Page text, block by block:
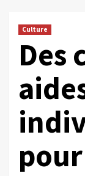
Culture
Des